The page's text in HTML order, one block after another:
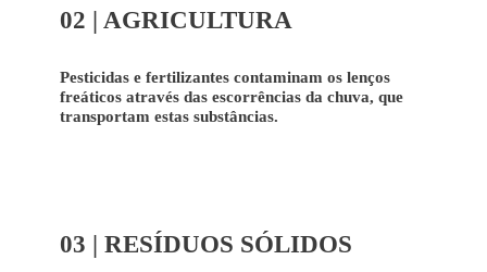
02 | AGRICULTURA
Pesticidas e fertilizantes contaminam os lenços
freáticos através das escorrências da chuva, que
transportam estas substâncias.
03 | RESÍDUOS SÓLIDOS